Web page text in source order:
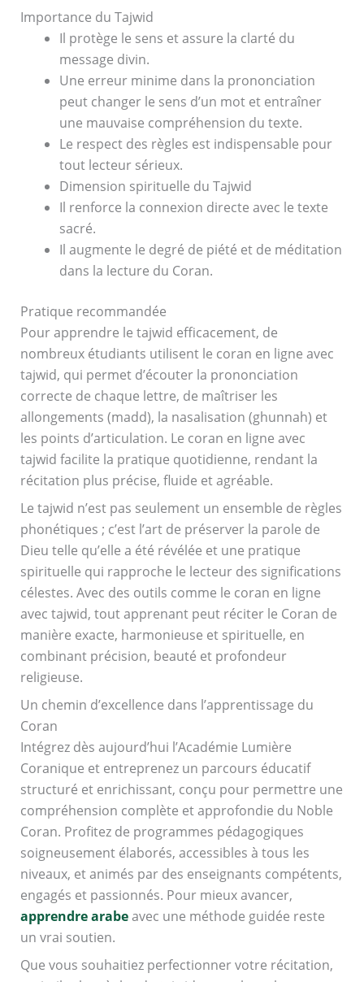
Importance du Tajwid
Il protège le sens et assure la clarté du
message divin.
Une erreur minime dans la prononciation
peut changer le sens d’un mot et entraîner
une mauvaise compréhension du texte.
Le respect des règles est indispensable pour
tout lecteur sérieux.
Dimension spirituelle du Tajwid
Il renforce la connexion directe avec le texte
sacré.
Il augmente le degré de piété et de méditation
dans la lecture du Coran.
Pratique recommandée
Pour apprendre le tajwid efficacement, de
nombreux étudiants utilisent le coran en ligne avec
tajwid, qui permet d’écouter la prononciation
correcte de chaque lettre, de maîtriser les
allongements (madd), la nasalisation (ghunnah) et
les points d’articulation. Le coran en ligne avec
tajwid facilite la pratique quotidienne, rendant la
récitation plus précise, fluide et agréable.
Le tajwid n’est pas seulement un ensemble de règles
phonétiques ; c’est l’art de préserver la parole de
Dieu telle qu’elle a été révélée et une pratique
spirituelle qui rapproche le lecteur des significations
célestes. Avec des outils comme le coran en ligne
avec tajwid, tout apprenant peut réciter le Coran de
manière exacte, harmonieuse et spirituelle, en
combinant précision, beauté et profondeur
religieuse.
Un chemin d’excellence dans l’apprentissage du
Coran
Intégrez dès aujourd’hui l’Académie Lumière
Coranique et entreprenez un parcours éducatif
structuré et enrichissant, conçu pour permettre une
compréhension complète et approfondie du Noble
Coran. Profitez de programmes pédagogiques
soigneusement élaborés, accessibles à tous les
niveaux, et animés par des enseignants compétents,
engagés et passionnés. Pour mieux avancer,
apprendre arabeavec une méthode guidée reste
un vrai soutien.
Que vous souhaitiez perfectionner votre récitation,